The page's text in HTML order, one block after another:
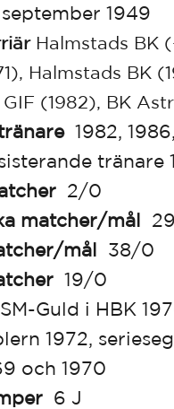
september 1949
Halmstads BK
Halmstads BK
(1982), BK
1982,
tränare
2/0
matcher/mål
mål 38/0
19/0
SM-Guld i HBK
1972,
och 1970
6 J